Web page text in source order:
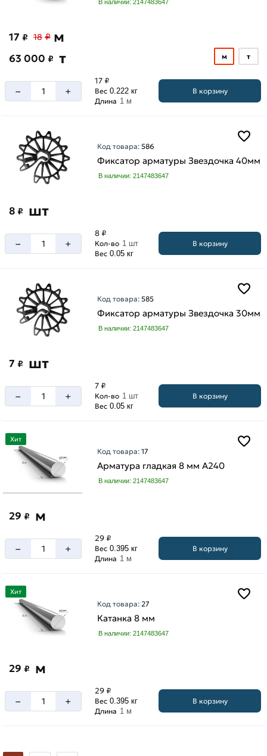
В наличии: 2147483647
17 ₽ 18 ₽ м
63 000 ₽ т м т
– +
17 ₽
Вес 0.222 кг
Длина 1 м
В корзину
Код товара:586
Фиксатор арматуры Звездочка 40мм
В наличии: 2147483647
8 ₽ шт
– +
8 ₽
Кол-во 1 шт
Вес 0.05 кг
В корзину
Код товара:585
Фиксатор арматуры Звездочка 30мм
В наличии: 2147483647
7 ₽ шт
– +
7 ₽
Кол-во 1 шт
Вес 0.05 кг
В корзину
Хит
Код товара:17
Арматура гладкая 8 мм A240
В наличии: 2147483647
29 ₽ м
– +
29 ₽
Вес 0.395 кг
Длина 1 м
В корзину
Хит
Код товара: 27
Катанка 8 мм
В наличии: 2147483647
29 ₽ м
– +
29 ₽
Вес 0.395 кг
Длина 1 м
В корзину